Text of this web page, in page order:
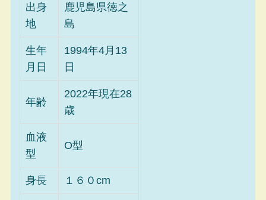
出身
地
鹿児島県徳之
島
生年
月日
1994年4月13
日
年齢
2022年現在28
歳
血液
型
O型
身長 １６０cm